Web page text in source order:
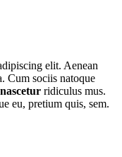
elit. Aenean
Cum sociis natoque
nascetur ridiculus mus.
eu, pretium quis, sem.